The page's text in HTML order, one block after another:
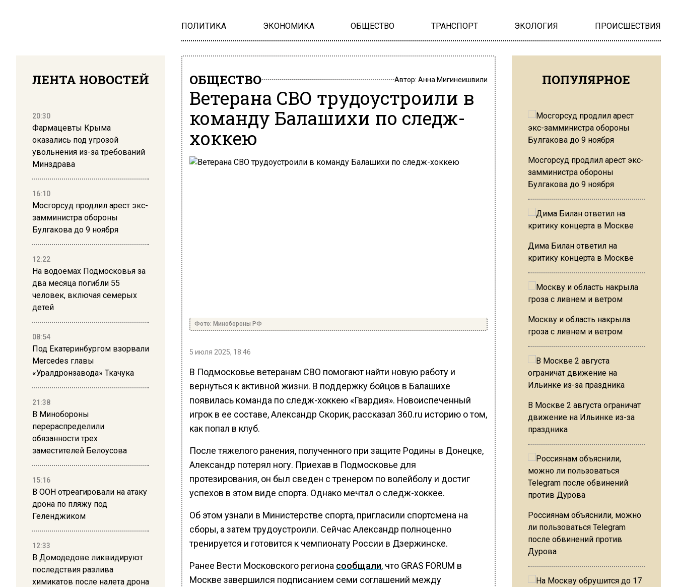
ПОЛИТИКА ЭКОНОМИКА ОБЩЕСТВО ТРАНСПОРТ ЭКОЛОГИЯ ПРОИСШЕСТВИЯ
ЛЕНТА НОВОСТЕЙ
20:30
Фармацевты Крыма
оказались под угрозой
увольнения из-за требований
Минздрава
16:10
Мосгорсуд продлил арест экс-
замминистра обороны
Булгакова до 9 ноября
12:22
На водоемах Подмосковья за
два месяца погибли 55
человек, включая семерых
детей
08:54
Под Екатеринбургом взорвали
Mercedes главы
«Уралдронзавода» Ткачука
21:38
В Минобороны
перераспределили
обязанности трех
заместителей Белоусова
15:16
В ООН отреагировали на атаку
дрона по пляжу под
Геленджиком
12:33
В Домодедове ликвидируют
последствия разлива
химикатов после налета дрона
ОБЩЕСТВО Автор: Анна Мигинеишвили
Ветерана СВО трудоустроили в
команду Балашихи по следж-
хоккею
Фото: Минобороны РФ
5 июля 2025, 18:46
В Подмосковье ветеранам СВО помогают найти новую работу и
вернуться к активной жизни. В поддержку бойцов в Балашихе
появилась команда по следж-хоккею «Гвардия». Новоиспеченный
игрок в ее составе, Александр Скорик, рассказал 360.ru историю о том,
как попал в клуб.
После тяжелого ранения, полученного при защите Родины в Донецке,
Александр потерял ногу. Приехав в Подмосковье для
протезирования, он был сведен с тренером по волейболу и достиг
успехов в этом виде спорта. Однако мечтал о следж-хоккее.
Об этом узнали в Министерстве спорта, пригласили спортсмена на
сборы, а затем трудоустроили. Сейчас Александр полноценно
тренируется и готовится к чемпионату России в Дзержинске.
Ранее Вести Московского региона сообщали, что GRAS FORUM в
Москве завершился подписанием семи соглашений между
ПОПУЛЯРНОЕ
Мосгорсуд продлил арест экс-
замминистра обороны
Булгакова до 9 ноября
Дима Билан ответил на
критику концерта в Москве
Москву и область накрыла
гроза с ливнем и ветром
В Москве 2 августа ограничат
движение на Ильинке из-за
праздника
Россиянам объяснили, можно
ли пользоваться Telegram
после обвинений против
Дурова